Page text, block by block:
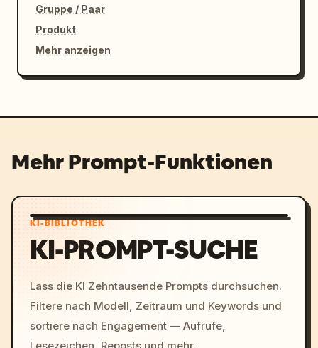
Gruppe / Paar
Produkt
Mehr anzeigen
Mehr Prompt-Funktionen
KI-BIBLIOTHEK
KI-PROMPT-SUCHE
Lass die KI Zehntausende Prompts durchsuchen.
Filtere nach Modell, Zeitraum und Keywords und
sortiere nach Engagement — Aufrufe,